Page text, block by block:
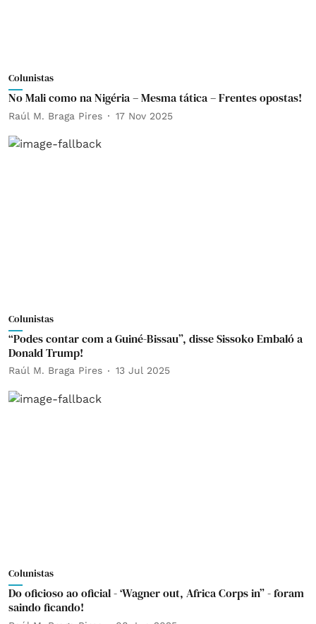
Colunistas
No Mali como na Nigéria – Mesma tática – Frentes opostas!
Raúl M. Braga Pires 17 Nov 2025
Colunistas
“Podes contar com a Guiné-Bissau”, disse Sissoko Embaló a
Donald Trump!
Raúl M. Braga Pires 13 Jul 2025
Colunistas
Do oficioso ao oficial - ‘Wagner out, Africa Corps in” - foram
saindo ficando!